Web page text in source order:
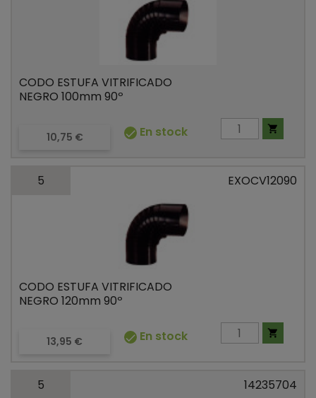
CODO ESTUFA VITRIFICADO
NEGRO 100mm 90º
Precio
10,75 €  En stock 
5 EXOCV12090
CODO ESTUFA VITRIFICADO
NEGRO 120mm 90º
Precio
13,95 €  En stock 
5 14235704